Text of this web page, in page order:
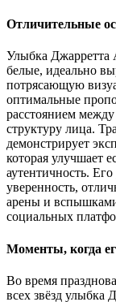
Отличительные
Улыбка Джарретта
белые, идеально
потрясающую
оптимальные
расстоянием
структуру лица.
демонстрирует
которая улучшает
аутентичность.
уверенность,
арены и
социальных
Моменты, когда
Во время
всех звёзд улыбка